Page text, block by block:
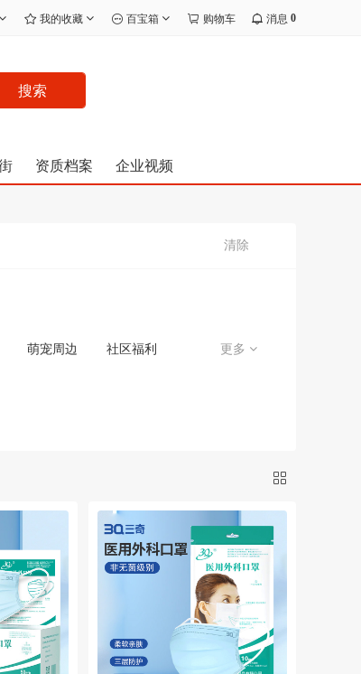
我的收藏 百宝箱 购物车 消息 0
搜索
资质档案 企业视频
清除
萌宠周边 社区福利 更多